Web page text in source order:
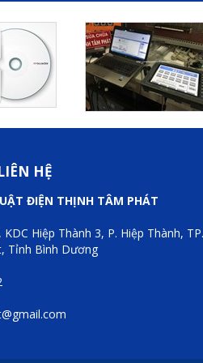
HỆ
ĐIỆN THỊNH TÂM PHÁT
Hiệp Thành 3, P. Hiệp Thành, TP.
Tỉnh Bình Dương